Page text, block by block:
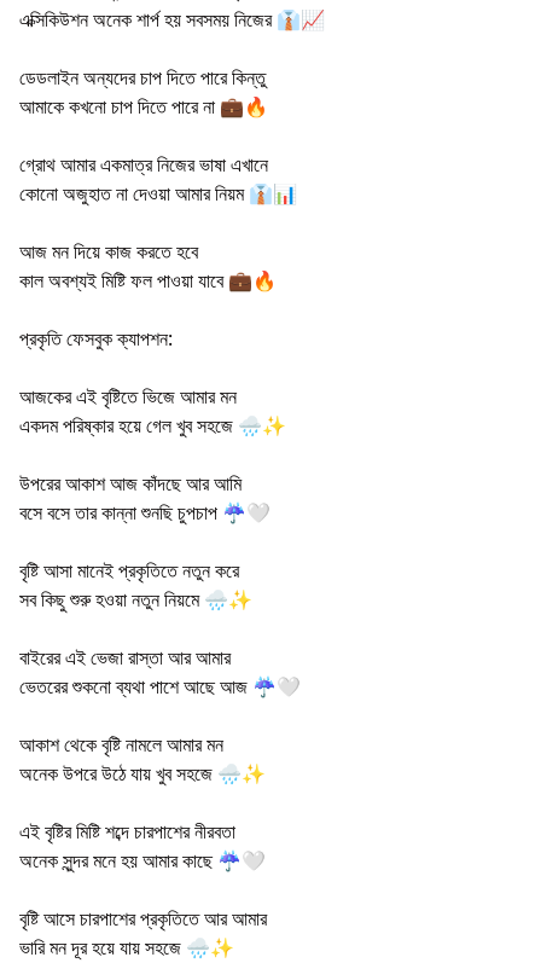
এক্সিকিউশন অনেক শার্প হয় সবসময় নিজের 👔📈
ডেডলাইন অন্যদের চাপ দিতে পারে কিন্তু
আমাকে কখনো চাপ দিতে পারে না 💼🔥
গ্রোথ আমার একমাত্র নিজের ভাষা এখানে
কোনো অজুহাত না দেওয়া আমার নিয়ম 👔📊
আজ মন দিয়ে কাজ করতে হবে
কাল অবশ্যই মিষ্টি ফল পাওয়া যাবে 💼🔥
প্রকৃতি ফেসবুক ক্যাপশন:
আজকের এই বৃষ্টিতে ভিজে আমার মন
একদম পরিষ্কার হয়ে গেল খুব সহজে 🌧️✨
উপরের আকাশ আজ কাঁদছে আর আমি
বসে বসে তার কান্না শুনছি চুপচাপ ☔🤍
বৃষ্টি আসা মানেই প্রকৃতিতে নতুন করে
সব কিছু শুরু হওয়া নতুন নিয়মে 🌧️✨
বাইরের এই ভেজা রাস্তা আর আমার
ভেতরের শুকনো ব্যথা পাশে আছে আজ ☔🤍
আকাশ থেকে বৃষ্টি নামলে আমার মন
অনেক উপরে উঠে যায় খুব সহজে 🌧️✨
এই বৃষ্টির মিষ্টি শব্দে চারপাশের নীরবতা
অনেক সুন্দর মনে হয় আমার কাছে ☔🤍
বৃষ্টি আসে চারপাশের প্রকৃতিতে আর আমার
ভারি মন দূর হয়ে যায় সহজে 🌧️✨